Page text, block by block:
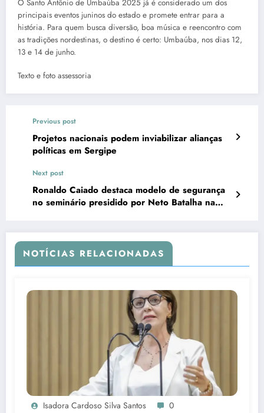
O Santo Antônio de Umbaúba 2025 já é considerado um dos
principais eventos juninos do estado e promete entrar para a
história. Para quem busca diversão, boa música e reencontro com
as tradições nordestinas, o destino é certo: Umbaúba, nos dias 12,
13 e 14 de junho.
Texto e foto assessoria
Previous post
Projetos nacionais podem inviabilizar alianças
políticas em Sergipe
Next post
Ronaldo Caiado destaca modelo de segurança
no seminário presidido por Neto Batalha na
NOTÍCIAS RELACIONADAS
Isadora Cardoso Silva Santos 0